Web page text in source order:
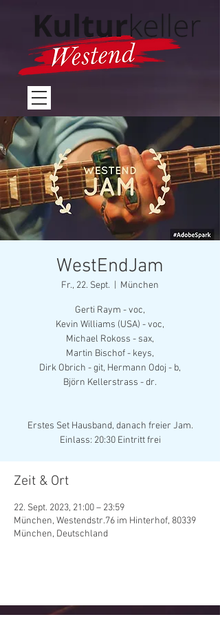
WestEndJam
Fr., 22. Sept. München
Gerti Raym - voc,
Kevin Williams (USA) - voc,
Michael Rokoss - sax,
Martin Bischof - keys,
Dirk Obrich - git, Hermann Odoj - b,
Björn Kellerstrass - dr.
Erstes Set Hausband, danach freier Jam.
Zeit & Ort
22. Sept. 2023, 21:00 – 23:59
München, Westendstr.76 im Hinterhof, 80339
München, Deutschland